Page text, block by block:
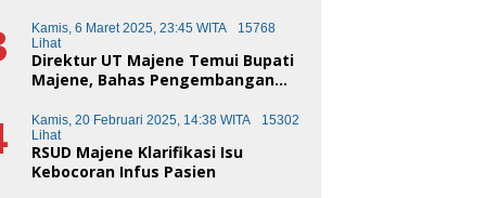
Kamis, 6 Maret 2025, 23:45 WITA
15768
Lihat
Direktur UT Majene Temui Bupati
Majene, Bahas Pengembangan
Kamis, 20 Februari 2025, 14:38 WITA
15302
Lihat
RSUD Majene Klarifikasi Isu
Kebocoran Infus Pasien